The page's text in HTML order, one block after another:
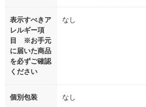
表示すべきア
レルギー項
目 ※お手元
に届いた商品
を必ずご確認
ください
なし
個別包装 なし